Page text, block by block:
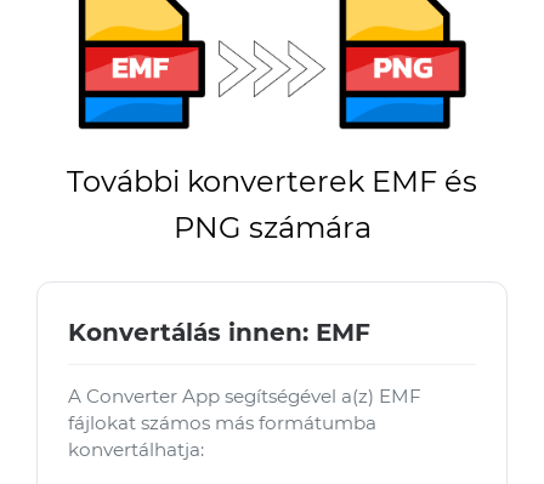
További konverterek EMF és
PNG számára
Konvertálás innen: EMF
A Converter App segítségével a(z) EMF
fájlokat számos más formátumba
konvertálhatja: